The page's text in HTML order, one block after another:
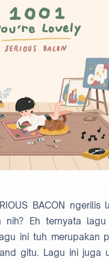
BACON ngerilis
nih? Eh ternyata
ini tuh merupakan
gitu. Lagu ini juga